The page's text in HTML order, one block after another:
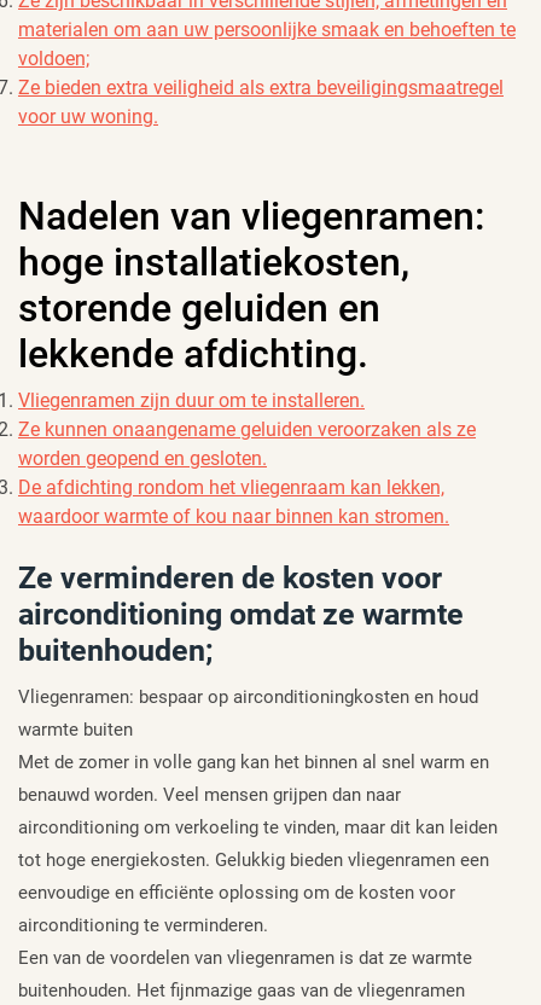
materialen om aan uw persoonlijke smaak en behoeften te
voldoen;
Ze bieden extra veiligheid als extra beveiligingsmaatregel
voor uw woning.
Nadelen van vliegenramen:
hoge installatiekosten,
storende geluiden en
lekkende afdichting.
Vliegenramen zijn duur om te installeren.
Ze kunnen onaangename geluiden veroorzaken als ze
worden geopend en gesloten.
De afdichting rondom het vliegenraam kan lekken,
waardoor warmte of kou naar binnen kan stromen.
Ze verminderen de kosten voor
airconditioning omdat ze warmte
buitenhouden;
Vliegenramen: bespaar op airconditioningkosten en houd
warmte buiten
Met de zomer in volle gang kan het binnen al snel warm en
benauwd worden. Veel mensen grijpen dan naar
airconditioning om verkoeling te vinden, maar dit kan leiden
tot hoge energiekosten. Gelukkig bieden vliegenramen een
eenvoudige en efficiënte oplossing om de kosten voor
airconditioning te verminderen.
Een van de voordelen van vliegenramen is dat ze warmte
buitenhouden. Het fijnmazige gaas van de vliegenramen